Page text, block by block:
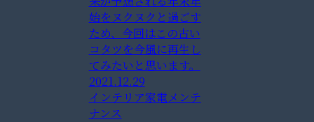
始をヌクヌクと過ごす
ため、今回はこの古い
コタツを今風に再生し
てみたいと思います。
2021.12.29
インテリア家電メンテ
ナンス